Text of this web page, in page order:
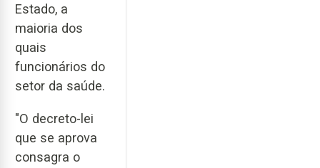
Estado, a
maioria dos
quais
funcionários do
setor da saúde.
"O decreto-lei
que se aprova
consagra o